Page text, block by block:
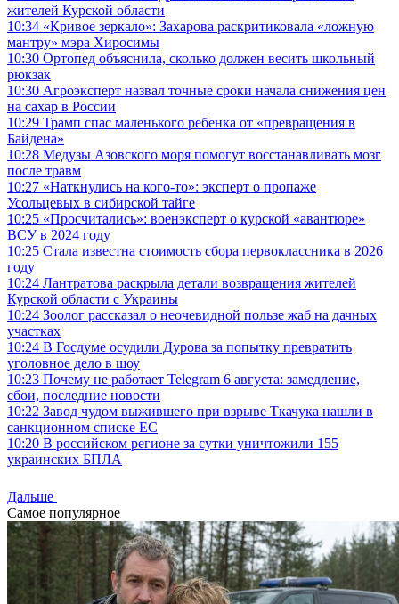
жителей Курской области
10:34 «Кривое зеркало»: Захарова раскритиковала «ложную
мантру» мэра Хиросимы
10:30 Ортопед объяснила, сколько должен весить школьный
рюкзак
10:30 Агроэксперт назвал точные сроки начала снижения цен
на сахар в России
10:29 Трамп спас маленького ребенка от «превращения в
Байдена»
10:28 Медузы Азовского моря помогут восстанавливать мозг
после травм
10:27 «Наткнулись на кого-то»: эксперт о пропаже
Усольцевых в сибирской тайге
10:25 «Просчитались»: военэксперт о курской «авантюре»
ВСУ в 2024 году
10:25 Стала известна стоимость сбора первоклассника в 2026
году
10:24 Лантратова раскрыла детали возвращения жителей
Курской области с Украины
10:24 Зоолог рассказал о неочевидной пользе жаб на дачных
участках
10:24 В Госдуме осудили Дурова за попытку превратить
уголовное дело в шоу
10:23 Почему не работает Telegram 6 августа: замедление,
сбои, последние новости
10:22 Завод чудом выжившего при взрыве Ткачука нашли в
санкционном списке ЕС
10:20 В российском регионе за сутки уничтожили 155
украинских БПЛА
Дальше
Самое популярное